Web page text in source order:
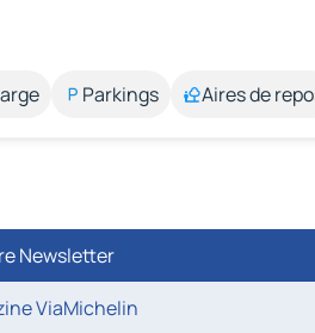
Parkings Aires de
Newsletter
ViaMichelin